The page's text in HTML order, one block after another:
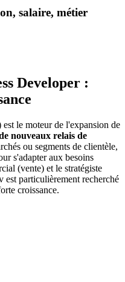
salaire, métier
Developer :
le moteur de l'expansion de
nouveaux relais de
ou segments de clientèle,
s'adapter aux besoins
(vente) et le stratégiste
particulièrement recherché
croissance.